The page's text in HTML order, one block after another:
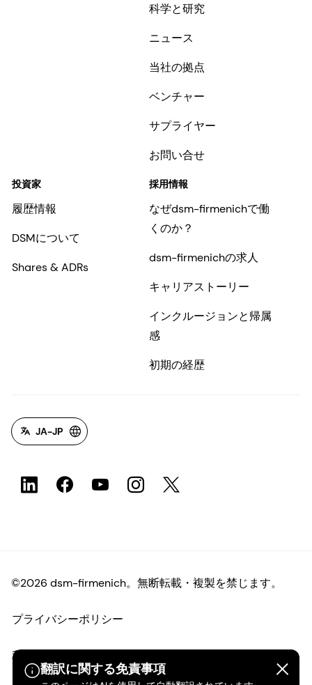
翻訳に関する免責事項
科学と研究
ニュース
当社の拠点
ベンチャー
サプライヤー
お問い合せ
投資家
履歴情報
DSMについて
Shares & ADRs
採用情報
なぜdsm-firmenichで働
くのか？
dsm-firmenichの求人
キャリアストーリー
インクルージョンと帰属
感
初期の経歴
JA-JP
©2026 dsm-firmenich。無断転載・複製を禁じます。
プライバシーポリシー
利用規約